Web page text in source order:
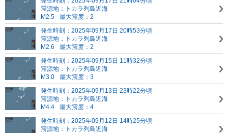
震源地：トカラ列島近海
M2.5
最大震度：2
発生時刻：2025年09月17日 20時53分頃
震源地：トカラ列島近海
M2.6
最大震度：2
発生時刻：2025年09月15日 11時32分頃
震源地：トカラ列島近海
M3.0
最大震度：3
発生時刻：2025年09月13日 23時22分頃
震源地：トカラ列島近海
M4.4
最大震度：4
発生時刻：2025年09月12日 14時25分頃
震源地：トカラ列島近海